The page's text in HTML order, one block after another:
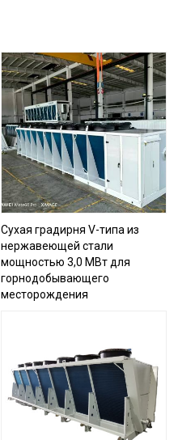
Сухая градирня V-типа из
нержавеющей стали
мощностью 3,0 МВт для
горнодобывающего
месторождения